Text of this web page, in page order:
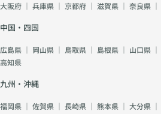
大阪府 ｜ 兵庫県 ｜ 京都府 ｜ 滋賀県 ｜ 奈良県 ｜
中国・四国
広島県 ｜ 岡山県 ｜ 鳥取県 ｜ 島根県 ｜ 山口県 ｜
高知県
九州・沖縄
福岡県 ｜ 佐賀県 ｜ 長崎県 ｜ 熊本県 ｜ 大分県 ｜